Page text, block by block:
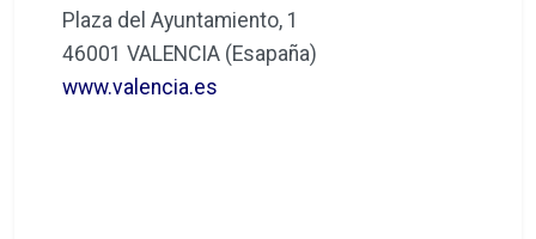
Plaza del Ayuntamiento, 1
46001 VALENCIA (Esapaña)
www.valencia.es